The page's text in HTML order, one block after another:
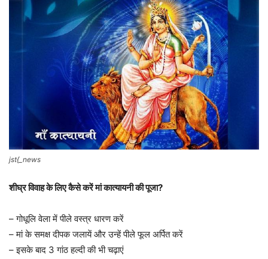
jst{_news
शीघ्र विवाह के लिए कैसे करें मां कात्यायनी की पूजा?
– गोधूलि वेला में पीले वस्त्र धारण करें
– मां के समक्ष दीपक जलायें और उन्हें पीले फूल अर्पित करें
– इसके बाद 3 गांठ हल्दी की भी चढ़ाएं